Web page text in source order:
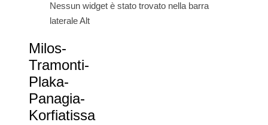
Nessun widget è stato trovato nella barra
laterale Alt
Milos-
Tramonti-
Plaka-
Panagia-
Korfiatissa